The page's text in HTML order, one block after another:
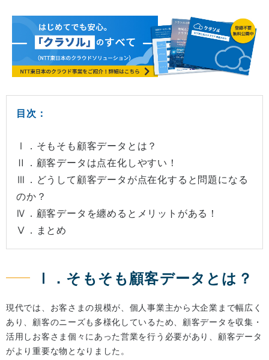
目次：
Ⅰ．そもそも顧客データとは？
Ⅱ．顧客データは点在化しやすい！
Ⅲ．どうして顧客データが点在化すると問題になる
のか？
Ⅳ．顧客データを纏めるとメリットがある！
Ⅴ．まとめ
Ⅰ．そもそも顧客データとは？
現代では、お客さまの規模が、個人事業主から大企業まで幅広く
あり、顧客のニーズも多様化しているため、顧客データを収集・
活用しお客さま個々にあった営業を行う必要があり、顧客データ
がより重要な物となりました。